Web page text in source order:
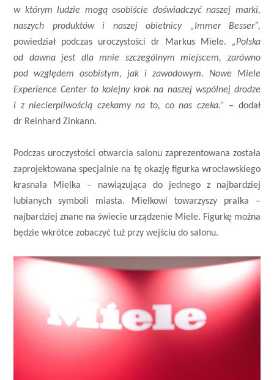
w którym ludzie mogą osobiście doświadczyć naszej marki,
naszych produktów i naszej obietnicy „Immer Besser”,
powiedział podczas uroczystości dr Markus Miele. „Polska
od dawna jest dla mnie szczególnym miejscem, zarówno
pod względem osobistym, jak i zawodowym. Nowe Miele
Experience Center to kolejny krok na naszej wspólnej drodze
i z niecierpliwością czekamy na to, co nas czeka.”
– dodał
dr Reinhard Zinkann.
Podczas uroczystości otwarcia salonu zaprezentowana została
zaprojektowana specjalnie na tę okazję figurka wrocławskiego
krasnala Mielka – nawiązująca do jednego z najbardziej
lubianych symboli miasta. Mielkowi towarzyszy pralka –
najbardziej znane na świecie urządzenie Miele. Figurkę można
będzie wkrótce zobaczyć tuż przy wejściu do salonu.